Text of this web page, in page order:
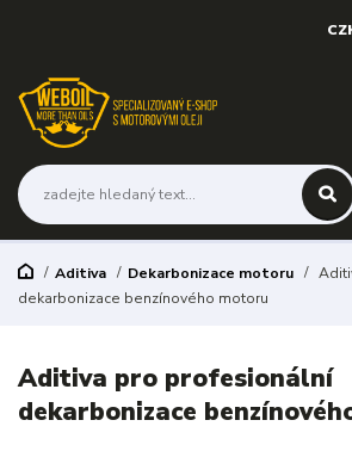
Aditiva Dekarbonizace motoru
dekarbonizace benzínového motoru
Aditiva pro profesionální
dekarbonizace